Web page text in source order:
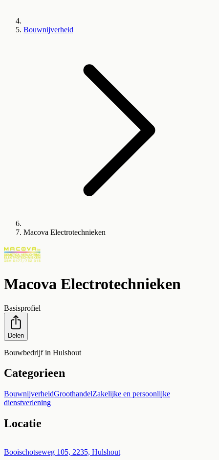
Bouwnijverheid
Macova Electrotechnieken
Macova Electrotechnieken
Basisprofiel
Delen
Bouwbedrijf in Hulshout
Categorieen
BouwnijverheidGroothandelZakelijke en persoonlijke
dienstverlening
Locatie
+
Booischotseweg 105, 2235, Hulshout